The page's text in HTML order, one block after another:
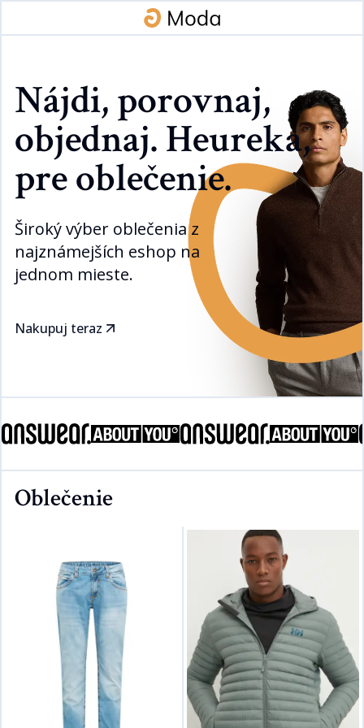
Nájdi, porovnaj,
objednaj. Heureka,
pre oblečenie.​​​​‌ ‍ ​‍​‍‌‍ ‌ ​‍‌‍‍‌‌‍‌ ‌‍‍‌‌‍ ‍​‍​‍​ ‍‍​‍​‍‌ ​ ‌‍​‌‌‍ ‍‌‍‍‌‌ ‌​‌ ‍‌​‍ ‍‌‍‍‌‌‍ ​‍​‍​‍ ​​‍​‍‌‍‍​‌ ​‍‌‍‌‌‌‍‌‍​‍​‍​ ‍‍​‍​‍‌‍‍​‌ ‌​‌ ‌​‌ ​​​ ‍‍​‍ ​‍ ‌‍ ​‌‍ ‌‍​ ‌‍​‌‌‍ ​‌‍‍​‌‍ ‌ ​ ‌ ‌​​ ‍‍​ ​ ​ ​​​ ​​​ ​​​‍ ‌ ​ ‌ ‌​‌ ‌‌‌‍‌​‌‍‍‌‌‍ ​‍ ‌‍‍‌‌‍ ‍‌ ‌​‌‍‌‌‌‍ ‍‌ ‌​​‍ ‌‍‌‌‌‍‌​‌‍‍‌‌ ‌​​‍ ‌‍ ‌‌‍ ‌‍‌​‌‍‌‌​ ‌‌ ​​‌ ​‍‌‍‌‌‌ ​ ‌‍‌‌‌‍ ‍‌ ‌​‌‍​‌‌ ‌​‌‍‍‌‌‍ ‌‍ ‍​ ‍ ‌‍‍‌‌‍‌​​ ‌‌‍​‍‌‍‌​‌‍‌‌​ ‍‌​ ‍‌​ ‌ ​ ​‍‌‍​ ​‍ ‌‌‍‌​​ ‌‍​ ​​‌‍‌​​‍ ‌​ ‌​​ ‌​‌‍‌​​ ‌‌​‍ ‌‌‍​‍‌‍​‌​ ​​​ ‌‍​‍ ‌​ ‌​‌‍​‌​ ​ ​ ​ ‌‍​‌‌‍‌‍‌‍​ ‌‍​‌‌‍‌‍​ ‍‌​ ​‍‌‍​‌​ ‍ ‌ ‌​‌ ‍‌‌ ​​‌‍‌‌​ ‌‌ ​​‌‍​‌‌‍‌ ‌‍‌‌‌ ​ ​ ‍ ‌ ​​‌‍​‌‌ ‌​‌‍‍​​ ‌‌‍​‍‌‍ ​‌‍ ‌‍​ ‌‍‍ ‌ ​ ​‍‌‌​ ‌‌‌​​‍‌‌ ‌‍‍ ‌‍‌‌‌ ‍‌​‍‌‌​ ​ ‌​‌​​‍‌‌​ ​ ‌​‌​​‍‌‌​ ​‍​ ​‍​ ​‌‌‍‌‌​ ​​​ ‌ ‌‍‌​​ ‌‍​ ‌​‌‍​‍​ ​​​ ‌‍‌‍‌‌​ ‌‌​‍‌‌​ ​‍​ ​‍​‍‌‌​ ‌‌‌​‌​​‍ ‍‌ ‌​‌‍‍‌‌ ‌​‌‍ ​‌‍‌‌​ ‌‍​‍‌‍​‌‌ ​ ‌‍‌‌‌‌‌‌‌ ​‍‌‍ ​​ ‌‌‍‍​‌ ‌​‌ ‌​‌ ​​​‍‌‌​ ​ ‌​​‌​‍‌‌​ ​‍‌​‌‍​‍‌‌​ ​‍‌​‌‍‌‍ ​‌‍ ‌‍​ ‌‍​‌‌‍ ​‌‍‍​‌‍ ‌ ​ ‌ ‌​​‍‌‌​ ​ ‌​​‌​ ​ ​ ​​​ ​​​ ​​​‍‌‌​ ​‍‌​‌‍‌ ​ ‌ ‌​‌ ‌‌‌‍‌​‌‍‍‌‌‍ ​‍‌‍‌‍‍‌‌‍‌​​ ‌‌‍​‍‌‍‌​‌‍‌‌​ ‍‌​ ‍‌​ ‌ ​ ​‍‌‍​ ​‍ ‌‌‍‌​​ ‌‍​ ​​‌‍‌​​‍ ‌​ ‌​​ ‌​‌‍‌​​ ‌‌​‍ ‌‌‍​‍‌‍​‌​ ​​​ ‌‍​‍ ‌​ ‌​‌‍​‌​ ​ ​ ​ ‌‍​‌‌‍‌‍‌‍​ ‌‍​‌‌‍‌‍​ ‍‌​ ​‍‌‍​‌​‍‌‍‌ ‌​‌ ‍‌‌ ​​‌‍‌‌​ ‌‌ ​​‌‍​‌‌‍‌ ‌‍‌‌‌ ​ ​‍‌‍‌ ​​‌‍​‌‌ ‌​‌‍‍​​ ‌‌‍​‍‌‍ ​‌‍ ‌‍​ ‌‍‍ ‌ ​ ​‍‌‌​ ‌‌‌​​‍‌‌ ‌‍‍ ‌‍‌‌‌ ‍‌​‍‌‌​ ​ ‌​‌​​‍‌‌​ ​ ‌​‌​​‍‌‌​ ​‍​ ​‍​ ​‌‌‍‌‌​ ​​​ ‌ ‌‍‌​​ ‌‍​ ‌​‌‍​‍​ ​​​ ‌‍‌‍‌‌​ ‌‌​‍‌‌​ ​‍​ ​‍​‍‌‌​ ‌‌‌​‌​​‍ ‍‌ ‌​‌‍‍‌‌ ‌​‌‍ ​‌‍‌‌​‍‌‍‌ ​​‌‍‌‌‌ ​‍‌ ​ ‌ ​​‌‍‌‌‌‍​ ‌ ‌​‌‍‍‌‌ ‌‍‌‍‌‌​ ‌‌ ​​‌ ‌‌‌‍​‍‌‍ ​‌‍‍‌‌ ​ ‌‍‍​‌‍‌‌‌‍‌​​‍​‍‌ ‌
Široký výber oblečenia z
najznámejších eshop na
jednom mieste.​​​​‌ ‍ ​‍​‍‌‍ ‌ ​‍‌‍‍‌‌‍‌ ‌‍‍‌‌‍ ‍​‍​‍​ ‍‍​‍​‍‌ ​ ‌‍​‌‌‍ ‍‌‍‍‌‌ ‌​‌ ‍‌​‍ ‍‌‍‍‌‌‍ ​‍​‍​‍ ​​‍​‍‌‍‍​‌ ​‍‌‍‌‌‌‍‌‍​‍​‍​ ‍‍​‍​‍‌‍‍​‌ ‌​‌ ‌​‌ ​​​ ‍‍​‍ ​‍ ‌‍ ​‌‍ ‌‍​ ‌‍​‌‌‍ ​‌‍‍​‌‍ ‌ ​ ‌ ‌​​ ‍‍​ ​ ​ ​​​ ​​​ ​​​‍ ‌ ​ ‌ ‌​‌ ‌‌‌‍‌​‌‍‍‌‌‍ ​‍ ‌‍‍‌‌‍ ‍‌ ‌​‌‍‌‌‌‍ ‍‌ ‌​​‍ ‌‍‌‌‌‍‌​‌‍‍‌‌ ‌​​‍ ‌‍ ‌‌‍ ‌‍‌​‌‍‌‌​ ‌‌ ​​‌ ​‍‌‍‌‌‌ ​ ‌‍‌‌‌‍ ‍‌ ‌​‌‍​‌‌ ‌​‌‍‍‌‌‍ ‌‍ ‍​ ‍ ‌‍‍‌‌‍‌​​ ‌‌‍​‍‌‍‌​‌‍‌‌​ ‍‌​ ‍‌​ ‌ ​ ​‍‌‍​ ​‍ ‌‌‍‌​​ ‌‍​ ​​‌‍‌​​‍ ‌​ ‌​​ ‌​‌‍‌​​ ‌‌​‍ ‌‌‍​‍‌‍​‌​ ​​​ ‌‍​‍ ‌​ ‌​‌‍​‌​ ​ ​ ​ ‌‍​‌‌‍‌‍‌‍​ ‌‍​‌‌‍‌‍​ ‍‌​ ​‍‌‍​‌​ ‍ ‌ ‌​‌ ‍‌‌ ​​‌‍‌‌​ ‌‌ ​​‌‍​‌‌‍‌ ‌‍‌‌‌ ​ ​ ‍ ‌ ​​‌‍​‌‌ ‌​‌‍‍​​ ‌‌‍​‍‌‍ ​‌‍ ‌‍​ ‌‍‍ ‌ ​ ​‍‌‌​ ‌‌‌​​‍‌‌ ‌‍‍ ‌‍‌‌‌ ‍‌​‍‌‌​ ​ ‌​‌​​‍‌‌​ ​ ‌​‌​​‍‌‌​ ​‍​ ​‍​ ​‌‌‍‌‌​ ​​​ ‌ ‌‍‌​​ ‌‍​ ‌​‌‍​‍​ ​​​ ‌‍‌‍‌‌​ ‌‌​‍‌‌​ ​‍​ ​‍​‍‌‌​ ‌‌‌​‌​​‍ ‍‌ ‌​‌‍‌‌‌ ‍​‌ ‌​​ ‌‍​‍‌‍​‌‌ ​ ‌‍‌‌‌‌‌‌‌ ​‍‌‍ ​​ ‌‌‍‍​‌ ‌​‌ ‌​‌ ​​​‍‌‌​ ​ ‌​​‌​‍‌‌​ ​‍‌​‌‍​‍‌‌​ ​‍‌​‌‍‌‍ ​‌‍ ‌‍​ ‌‍​‌‌‍ ​‌‍‍​‌‍ ‌ ​ ‌ ‌​​‍‌‌​ ​ ‌​​‌​ ​ ​ ​​​ ​​​ ​​​‍‌‌​ ​‍‌​‌‍‌ ​ ‌ ‌​‌ ‌‌‌‍‌​‌‍‍‌‌‍ ​‍‌‍‌‍‍‌‌‍‌​​ ‌‌‍​‍‌‍‌​‌‍‌‌​ ‍‌​ ‍‌​ ‌ ​ ​‍‌‍​ ​‍ ‌‌‍‌​​ ‌‍​ ​​‌‍‌​​‍ ‌​ ‌​​ ‌​‌‍‌​​ ‌‌​‍ ‌‌‍​‍‌‍​‌​ ​​​ ‌‍​‍ ‌​ ‌​‌‍​‌​ ​ ​ ​ ‌‍​‌‌‍‌‍‌‍​ ‌‍​‌‌‍‌‍​ ‍‌​ ​‍‌‍​‌​‍‌‍‌ ‌​‌ ‍‌‌ ​​‌‍‌‌​ ‌‌ ​​‌‍​‌‌‍‌ ‌‍‌‌‌ ​ ​‍‌‍‌ ​​‌‍​‌‌ ‌​‌‍‍​​ ‌‌‍​‍‌‍ ​‌‍ ‌‍​ ‌‍‍ ‌ ​ ​‍‌‌​ ‌‌‌​​‍‌‌ ‌‍‍ ‌‍‌‌‌ ‍‌​‍‌‌​ ​ ‌​‌​​‍‌‌​ ​ ‌​‌​​‍‌‌​ ​‍​ ​‍​ ​‌‌‍‌‌​ ​​​ ‌ ‌‍‌​​ ‌‍​ ‌​‌‍​‍​ ​​​ ‌‍‌‍‌‌​ ‌‌​‍‌‌​ ​‍​ ​‍​‍‌‌​ ‌‌‌​‌​​‍ ‍‌ ‌​‌‍‌‌‌ ‍​‌ ‌​​‍‌‍‌ ​​‌‍‌‌‌ ​‍‌ ​ ‌ ​​‌‍‌‌‌‍​ ‌ ‌​‌‍‍‌‌ ‌‍‌‍‌‌​ ‌‌ ​​‌ ‌‌‌‍​‍‌‍ ​‌‍‍‌‌ ​ ‌‍‍​‌‍‌‌‌‍‌​​‍​‍‌ ‌
Nakupuj teraz​​​​‌ ‍ ​‍​‍‌‍ ‌ ​‍‌‍‍‌‌‍‌ ‌‍‍‌‌‍ ‍​‍​‍​ ‍‍​‍​‍‌ ​ ‌‍​‌‌‍ ‍‌‍‍‌‌ ‌​‌ ‍‌​‍ ‍‌‍‍‌‌‍ ​‍​‍​‍ ​​‍​‍‌‍‍​‌ ​‍‌‍‌‌‌‍‌‍​‍​‍​ ‍‍​‍​‍‌‍‍​‌ ‌​‌ ‌​‌ ​​​ ‍‍​‍ ​‍ ‌‍ ​‌‍ ‌‍​ ‌‍​‌‌‍ ​‌‍‍​‌‍ ‌ ​ ‌ ‌​​ ‍‍​ ​ ​ ​​​ ​​​ ​​​‍ ‌ ​ ‌ ‌​‌ ‌‌‌‍‌​‌‍‍‌‌‍ ​‍ ‌‍‍‌‌‍ ‍‌ ‌​‌‍‌‌‌‍ ‍‌ ‌​​‍ ‌‍‌‌‌‍‌​‌‍‍‌‌ ‌​​‍ ‌‍ ‌‌‍ ‌‍‌​‌‍‌‌​ ‌‌ ​​‌ ​‍‌‍‌‌‌ ​ ‌‍‌‌‌‍ ‍‌ ‌​‌‍​‌‌ ‌​‌‍‍‌‌‍ ‌‍ ‍​ ‍ ‌‍‍‌‌‍‌​​ ‌‌‍​‍‌‍‌​‌‍‌‌​ ‍‌​ ‍‌​ ‌ ​ ​‍‌‍​ ​‍ ‌‌‍‌​​ ‌‍​ ​​‌‍‌​​‍ ‌​ ‌​​ ‌​‌‍‌​​ ‌‌​‍ ‌‌‍​‍‌‍​‌​ ​​​ ‌‍​‍ ‌​ ‌​‌‍​‌​ ​ ​ ​ ‌‍​‌‌‍‌‍‌‍​ ‌‍​‌‌‍‌‍​ ‍‌​ ​‍‌‍​‌​ ‍ ‌ ‌​‌ ‍‌‌ ​​‌‍‌‌​ ‌‌ ​​‌‍​‌‌‍‌ ‌‍‌‌‌ ​ ​ ‍ ‌ ​​‌‍​‌‌ ‌​‌‍‍​​ ‌‌‍​‍‌‍ ​‌‍ ‌‍​ ‌‍‍ ‌ ​ ​‍‌‌​ ‌‌‌​​‍‌‌ ‌‍‍ ‌‍‌‌‌ ‍‌​‍‌‌​ ​ ‌​‌​​‍‌‌​ ​ ‌​‌​​‍‌‌​ ​‍​ ​‍​ ​‌‌‍‌‌​ ​​​ ‌ ‌‍‌​​ ‌‍​ ‌​‌‍​‍​ ​​​ ‌‍‌‍‌‌​ ‌‌​‍‌‌​ ​‍​ ​‍​‍‌‌​ ‌‌‌​‌​​‍ ‍‌‍​‍‌ ‌‌‌ ‌​‌ ‌​‌‍ ‌‍ ‍​‍ ‍‌ ‌​‌‍‌‌‌ ‍​‌ ‌​​ ‌‍​‍‌‍​‌‌ ​ ‌‍‌‌‌‌‌‌‌ ​‍‌‍ ​​ ‌‌‍‍​‌ ‌​‌ ‌​‌ ​​​‍‌‌​ ​ ‌​​‌​‍‌‌​ ​‍‌​‌‍​‍‌‌​ ​‍‌​‌‍‌‍ ​‌‍ ‌‍​ ‌‍​‌‌‍ ​‌‍‍​‌‍ ‌ ​ ‌ ‌​​‍‌‌​ ​ ‌​​‌​ ​ ​ ​​​ ​​​ ​​​‍‌‌​ ​‍‌​‌‍‌ ​ ‌ ‌​‌ ‌‌‌‍‌​‌‍‍‌‌‍ ​‍‌‍‌‍‍‌‌‍‌​​ ‌‌‍​‍‌‍‌​‌‍‌‌​ ‍‌​ ‍‌​ ‌ ​ ​‍‌‍​ ​‍ ‌‌‍‌​​ ‌‍​ ​​‌‍‌​​‍ ‌​ ‌​​ ‌​‌‍‌​​ ‌‌​‍ ‌‌‍​‍‌‍​‌​ ​​​ ‌‍​‍ ‌​ ‌​‌‍​‌​ ​ ​ ​ ‌‍​‌‌‍‌‍‌‍​ ‌‍​‌‌‍‌‍​ ‍‌​ ​‍‌‍​‌​‍‌‍‌ ‌​‌ ‍‌‌ ​​‌‍‌‌​ ‌‌ ​​‌‍​‌‌‍‌ ‌‍‌‌‌ ​ ​‍‌‍‌ ​​‌‍​‌‌ ‌​‌‍‍​​ ‌‌‍​‍‌‍ ​‌‍ ‌‍​ ‌‍‍ ‌ ​ ​‍‌‌​ ‌‌‌​​‍‌‌ ‌‍‍ ‌‍‌‌‌ ‍‌​‍‌‌​ ​ ‌​‌​​‍‌‌​ ​ ‌​‌​​‍‌‌​ ​‍​ ​‍​ ​‌‌‍‌‌​ ​​​ ‌ ‌‍‌​​ ‌‍​ ‌​‌‍​‍​ ​​​ ‌‍‌‍‌‌​ ‌‌​‍‌‌​ ​‍​ ​‍​‍‌‌​ ‌‌‌​‌​​‍ ‍‌‍​‍‌ ‌‌‌ ‌​‌ ‌​‌‍ ‌‍ ‍​‍ ‍‌ ‌​‌‍‌‌‌ ‍​‌ ‌​​‍‌‍‌ ​​‌‍‌‌‌ ​‍‌ ​ ‌ ​​‌‍‌‌‌‍​ ‌ ‌​‌‍‍‌‌ ‌‍‌‍‌‌​ ‌‌ ​​‌ ‌‌‌‍​‍‌‍ ​‌‍‍‌‌ ​ ‌‍‍​‌‍‌‌‌‍‌​​‍​‍‌ ‌
Oblečenie​​​​‌ ‍ ​‍​‍‌‍ ‌ ​‍‌‍‍‌‌‍‌ ‌‍‍‌‌‍ ‍​‍​‍​ ‍‍​‍​‍‌ ​ ‌‍​‌‌‍ ‍‌‍‍‌‌ ‌​‌ ‍‌​‍ ‍‌‍‍‌‌‍ ​‍​‍​‍ ​​‍​‍‌‍‍​‌ ​‍‌‍‌‌‌‍‌‍​‍​‍​ ‍‍​‍​‍‌‍‍​‌ ‌​‌ ‌​‌ ​​​ ‍‍​‍ ​‍ ‌‍ ​‌‍ ‌‍​ ‌‍​‌‌‍ ​‌‍‍​‌‍ ‌ ​ ‌ ‌​​ ‍‍​ ​ ​ ​​​ ​​​ ​​​‍ ‌ ​ ‌ ‌​‌ ‌‌‌‍‌​‌‍‍‌‌‍ ​‍ ‌‍‍‌‌‍ ‍‌ ‌​‌‍‌‌‌‍ ‍‌ ‌​​‍ ‌‍‌‌‌‍‌​‌‍‍‌‌ ‌​​‍ ‌‍ ‌‌‍ ‌‍‌​‌‍‌‌​ ‌‌ ​​‌ ​‍‌‍‌‌‌ ​ ‌‍‌‌‌‍ ‍‌ ‌​‌‍​‌‌ ‌​‌‍‍‌‌‍ ‌‍ ‍​ ‍ ‌‍‍‌‌‍‌​​ ‌‌‍​‍‌‍‌​‌‍‌‌​ ‍‌​ ‍‌​ ‌ ​ ​‍‌‍​ ​‍ ‌‌‍‌​​ ‌‍​ ​​‌‍‌​​‍ ‌​ ‌​​ ‌​‌‍‌​​ ‌‌​‍ ‌‌‍​‍‌‍​‌​ ​​​ ‌‍​‍ ‌​ ‌​‌‍​‌​ ​ ​ ​ ‌‍​‌‌‍‌‍‌‍​ ‌‍​‌‌‍‌‍​ ‍‌​ ​‍‌‍​‌​ ‍ ‌ ‌​‌ ‍‌‌ ​​‌‍‌‌​ ‌‌ ​​‌‍​‌‌‍‌ ‌‍‌‌‌ ​ ​ ‍ ‌ ​​‌‍​‌‌ ‌​‌‍‍​​ ‌‌‍​‍‌‍ ​‌‍ ‌‍​ ‌‍‍ ‌ ​ ​‍‌‌​ ‌‌‌​​‍‌‌ ‌‍‍ ‌‍‌‌‌ ‍‌​‍‌‌​ ​ ‌​‌​​‍‌‌​ ​ ‌​‌​​‍‌‌​ ​‍​ ​‍​ ​‍‌‍‌​​ ‌‌‌‍​ ​ ‍​​ ​‍​ ​ ​ ​‌​ ‌‍​ ​‍‌‍​‌​ ‍​​‍‌‌​ ​‍​ ​‍​‍‌‌​ ‌‌‌​‌​​‍ ‍‌ ‌​‌‍‍‌‌ ‌​‌‍ ​‌‍‌‌​ ‌‍​‍‌‍​‌‌ ​ ‌‍‌‌‌‌‌‌‌ ​‍‌‍ ​​ ‌‌‍‍​‌ ‌​‌ ‌​‌ ​​​‍‌‌​ ​ ‌​​‌​‍‌‌​ ​‍‌​‌‍​‍‌‌​ ​‍‌​‌‍‌‍ ​‌‍ ‌‍​ ‌‍​‌‌‍ ​‌‍‍​‌‍ ‌ ​ ‌ ‌​​‍‌‌​ ​ ‌​​‌​ ​ ​ ​​​ ​​​ ​​​‍‌‌​ ​‍‌​‌‍‌ ​ ‌ ‌​‌ ‌‌‌‍‌​‌‍‍‌‌‍ ​‍‌‍‌‍‍‌‌‍‌​​ ‌‌‍​‍‌‍‌​‌‍‌‌​ ‍‌​ ‍‌​ ‌ ​ ​‍‌‍​ ​‍ ‌‌‍‌​​ ‌‍​ ​​‌‍‌​​‍ ‌​ ‌​​ ‌​‌‍‌​​ ‌‌​‍ ‌‌‍​‍‌‍​‌​ ​​​ ‌‍​‍ ‌​ ‌​‌‍​‌​ ​ ​ ​ ‌‍​‌‌‍‌‍‌‍​ ‌‍​‌‌‍‌‍​ ‍‌​ ​‍‌‍​‌​‍‌‍‌ ‌​‌ ‍‌‌ ​​‌‍‌‌​ ‌‌ ​​‌‍​‌‌‍‌ ‌‍‌‌‌ ​ ​‍‌‍‌ ​​‌‍​‌‌ ‌​‌‍‍​​ ‌‌‍​‍‌‍ ​‌‍ ‌‍​ ‌‍‍ ‌ ​ ​‍‌‌​ ‌‌‌​​‍‌‌ ‌‍‍ ‌‍‌‌‌ ‍‌​‍‌‌​ ​ ‌​‌​​‍‌‌​ ​ ‌​‌​​‍‌‌​ ​‍​ ​‍​ ​‍‌‍‌​​ ‌‌‌‍​ ​ ‍​​ ​‍​ ​ ​ ​‌​ ‌‍​ ​‍‌‍​‌​ ‍​​‍‌‌​ ​‍​ ​‍​‍‌‌​ ‌‌‌​‌​​‍ ‍‌ ‌​‌‍‍‌‌ ‌​‌‍ ​‌‍‌‌​‍‌‍‌ ​​‌‍‌‌‌ ​‍‌ ​ ‌ ​​‌‍‌‌‌‍​ ‌ ‌​‌‍‍‌‌ ‌‍‌‍‌‌​ ‌‌ ​​‌ ‌‌‌‍​‍‌‍ ​‌‍‍‌‌ ​ ‌‍‍​‌‍‌‌‌‍‌​​‍​‍‌ ‌